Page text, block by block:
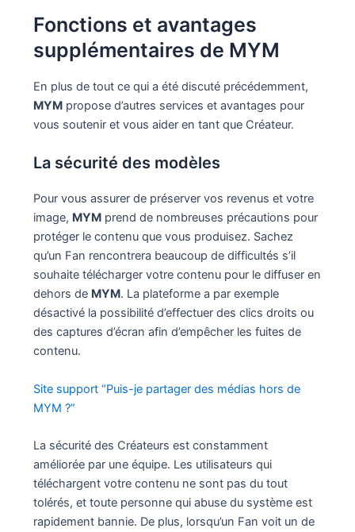
Fonctions et avantages
supplémentaires de MYM
En plus de tout ce qui a été discuté précédemment,
MYMpropose d’autres services et avantages pour
vous soutenir et vous aider en tant que Créateur.
La sécurité des modèles
Pour vous assurer de préserver vos revenus et votre
image, MYMprend de nombreuses précautions pour
protéger le contenu que vous produisez. Sachez
qu’un Fan rencontrera beaucoup de difficultés s’il
souhaite télécharger votre contenu pour le diffuser en
dehors de MYM. La plateforme a par exemple
désactivé la possibilité d’effectuer des clics droits ou
des captures d’écran afin d’empêcher les fuites de
contenu.
Site support “Puis-je partager des médias hors de
MYM ?”
La sécurité des Créateurs est constamment
améliorée par une équipe. Les utilisateurs qui
téléchargent votre contenu ne sont pas du tout
tolérés, et toute personne qui abuse du système est
rapidement bannie. De plus, lorsqu’un Fan voit un de